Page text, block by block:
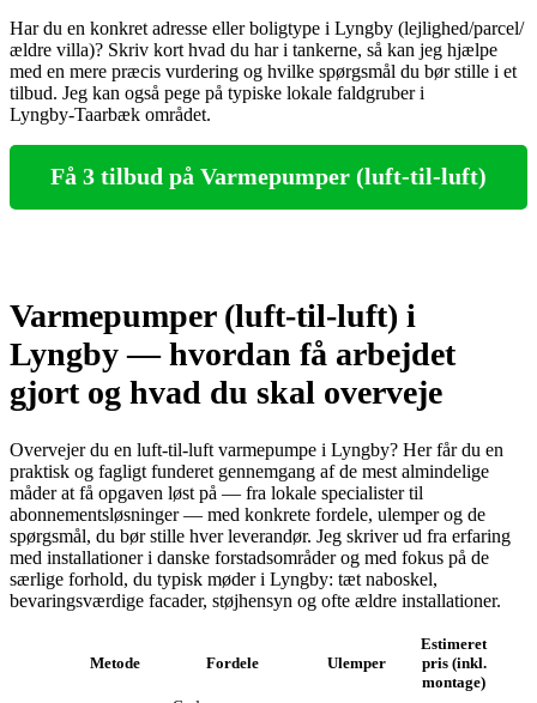
Har du en konkret adresse eller boligtype i Lyngby (lejlighed/parcel/
ældre villa)? Skriv kort hvad du har i tankerne, så kan jeg hjælpe
med en mere præcis vurdering og hvilke spørgsmål du bør stille i et
tilbud. Jeg kan også pege på typiske lokale faldgruber i
Lyngby‑Taarbæk området.
Få 3 tilbud på Varmepumper (luft-til-luft)
Varmepumper (luft-til-luft) i
Lyngby — hvordan få arbejdet
gjort og hvad du skal overveje
Overvejer du en luft‑til‑luft varmepumpe i Lyngby? Her får du en
praktisk og fagligt funderet gennemgang af de mest almindelige
måder at få opgaven løst på — fra lokale specialister til
abonnementsløsninger — med konkrete fordele, ulemper og de
spørgsmål, du bør stille hver leverandør. Jeg skriver ud fra erfaring
med installationer i danske forstadsområder og med fokus på de
særlige forhold, du typisk møder i Lyngby: tæt naboskel,
bevaringsværdige facader, støjhensyn og ofte ældre installationer.
Metode Fordele Ulemper
Estimeret
pris (inkl.
montage)